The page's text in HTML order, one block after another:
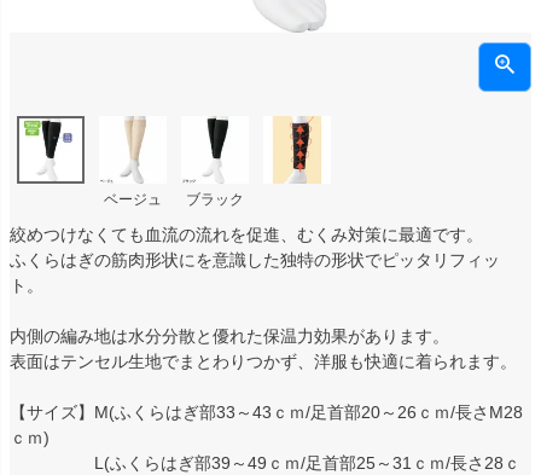
ベージュ ブラック
絞めつけなくても血流の流れを促進、むくみ対策に最適です。
ふくらはぎの筋肉形状にを意識した独特の形状でピッタリフィッ
ト。
内側の編み地は水分分散と優れた保温力効果があります。
表面はテンセル生地でまとわりつかず、洋服も快適に着られます。
【サイズ】M(ふくらはぎ部33～43ｃｍ/足首部20～26ｃｍ/長さM28
ｃｍ)
L(ふくらはぎ部39～49ｃｍ/足首部25～31ｃｍ/長さ28ｃ